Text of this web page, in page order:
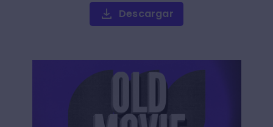
Descargar